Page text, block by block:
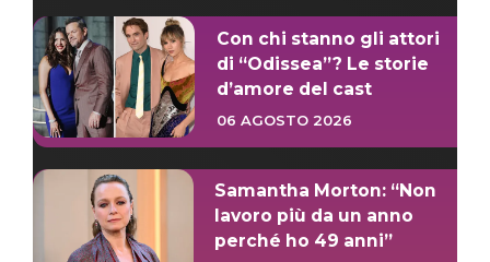
Con chi stanno gli attori
di “Odissea”? Le storie
d’amore del cast
06 AGOSTO 2026
Samantha Morton: “Non
lavoro più da un anno
perché ho 49 anni”